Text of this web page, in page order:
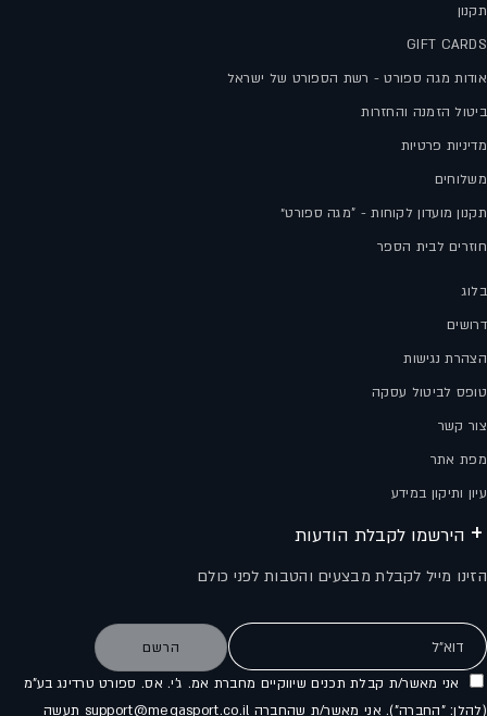
תקנון
GIFT CARDS
אודות מגה ספורט - רשת הספורט של ישראל
ביטול הזמנה והחזרות
מדיניות פרטיות
משלוחים
תקנון מועדון לקוחות - "מגה ספורט״
חוזרים לבית הספר
בלוג
דרושים
הצהרת נגישות
טופס לביטול עסקה
צור קשר
מפת אתר
עיון ותיקון במידע
הירשמו לקבלת הודעות
הזינו מייל לקבלת מבצעים והטבות לפני כולם
דוא"ל הרשם
אני מאשר/ת קבלת תכנים שיווקיים מחברת אמ. ג'י. אס. ספורט טרדינג בע"מ
(להלן: "החברה"). אני מאשר/ת שהחברה support@megasport.co.il תעשה